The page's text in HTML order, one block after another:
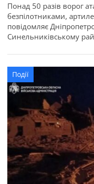
Понад 50 разів ворог
безпілотниками,
повідомляє
Синельниківському
громадах. Пошкоджені
приватні будинки і
вдарили 7 КАБами та
гараж. Пошкоджені 5
господарські споруди,
Події